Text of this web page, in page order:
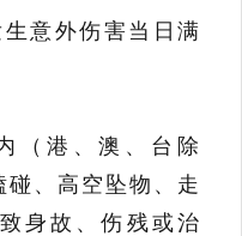
意外伤害当日满
（港、澳、台除
、高空坠物、走
身故、伤残或治